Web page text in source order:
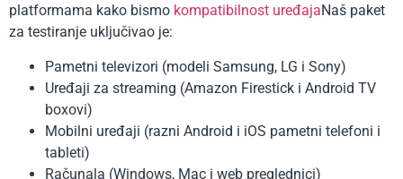
platformama kako bismo kompatibilnost uređajaNaš paket
za testiranje uključivao je:
Pametni televizori (modeli Samsung, LG i Sony)
Uređaji za streaming (Amazon Firestick i Android TV
boxovi)
Mobilni uređaji (razni Android i iOS pametni telefoni i
tableti)
Računala (Windows, Mac i web preglednici)